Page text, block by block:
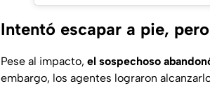
Intentó escapar a pie,
Pese al impacto, el sospechoso
embargo, los agentes lograron